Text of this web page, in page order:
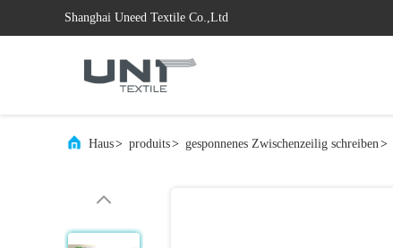
Shanghai Uneed Textile Co.,Ltd
Haus> produits> gesponnenes Zwischenzeilig schreiben>